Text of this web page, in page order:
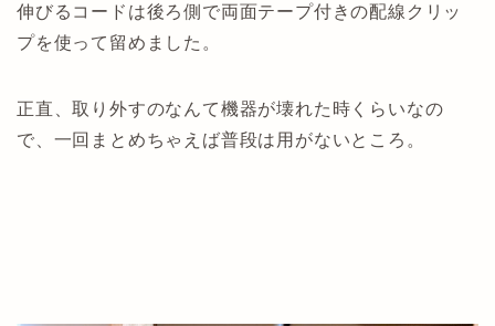
伸びるコードは後ろ側で両面テープ付きの配線クリッ
プを使って留めました。
正直、取り外すのなんて機器が壊れた時くらいなの
で、一回まとめちゃえば普段は用がないところ。